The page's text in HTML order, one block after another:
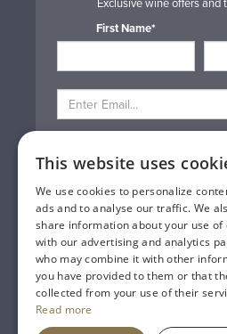
Exclusive wine offers and
First Name*
Privacy & Cookie
Gift Cards
Terms &
Delivery &
Trade
Contact
Site Map
Lakeland
This website uses
We use cookies to personalize
ads and to analyse our traffic. We
share information about your use of
with our advertising and analytics
who may combine it with other
you have provided to them or that
collected from your use of their
Read more